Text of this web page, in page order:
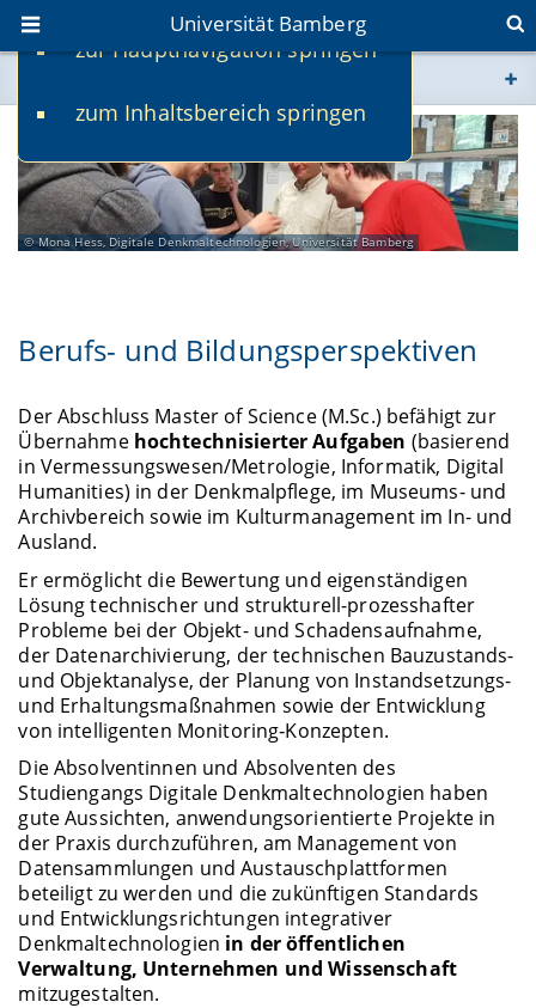
zur Hauptnavigation springen
zum Inhaltsbereich springen
Universität Bamberg
www.uni-bamberg.de
univis.uni-bamberg.de
fis.uni-bamberg.de
Mona Hess, Digitale Denkmaltechnologien, Universität Bamberg
Berufs- und Bildungsperspektiven
Der Abschluss Master of Science (M.Sc.) befähigt zur
Übernahme hochtechnisierter Aufgaben (basierend
in Vermessungswesen/Metrologie, Informatik, Digital
Humanities) in der Denkmalpflege, im Museums- und
Archivbereich sowie im Kulturmanagement im In- und
Ausland.
Er ermöglicht die Bewertung und eigenständigen
Lösung technischer und strukturell-prozesshafter
Probleme bei der Objekt- und Schadensaufnahme,
der Datenarchivierung, der technischen Bauzustands-
und Objektanalyse, der Planung von Instandsetzungs-
und Erhaltungsmaßnahmen sowie der Entwicklung
von intelligenten Monitoring‐Konzepten.
Die Absolventinnen und Absolventen des
Studiengangs Digitale Denkmaltechnologien haben
gute Aussichten, anwendungsorientierte Projekte in
der Praxis durchzuführen, am Management von
Datensammlungen und Austauschplattformen
beteiligt zu werden und die zukünftigen Standards
und Entwicklungsrichtungen integrativer
Denkmaltechnologien in der öffentlichen
Verwaltung, Unternehmen und Wissenschaft
mitzugestalten.